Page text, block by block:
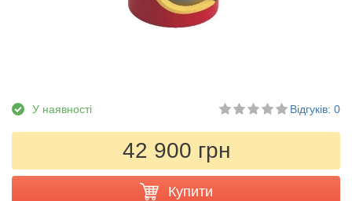
У наявності Відгуків: 0
42 900 грн
Купити